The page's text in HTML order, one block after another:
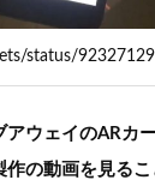
status/
アウェイのARカ
の動画を見る